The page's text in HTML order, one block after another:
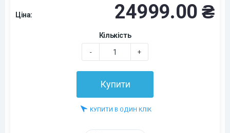
Ціна: 24999.00 ₴
Кількість
- +
Купити
КУПИТИ В ОДИН КЛІК